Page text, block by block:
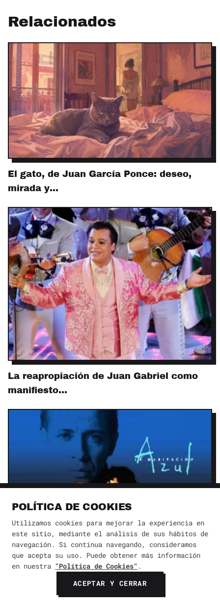
Relacionados
El gato, de Juan García Ponce: deseo,
mirada y…
La reapropiación de Juan Gabriel como
manifiesto…
Cine erótico mexicano: películas sobre
deseo, placer…
POLÍTICA DE COOKIES
Utilizamos cookies para mejorar la experiencia en
este sitio, mediante el análisis de sus hábitos de
navegación. Si continua navegando, consideramos
que acepta su uso. Puede obtener más información
en nuestra "Política de Cookies" .
ACEPTAR Y CERRAR